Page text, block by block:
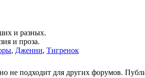
и разных.
и проза.
, Дженни, Тигренок
не подходит для других форумов.